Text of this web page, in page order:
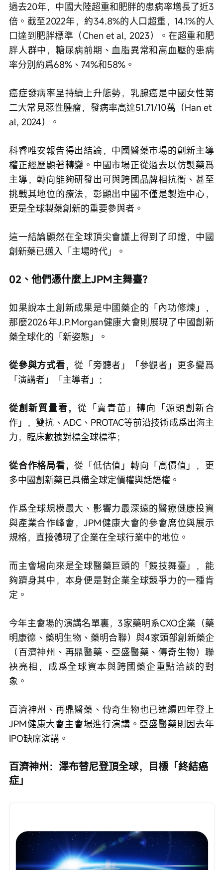
過去20年，中國大陸超重和肥胖的患病率增長了近3
倍。截至2022年，約34.8%的人口超重，14.1%的人
口達到肥胖標準（Chen et al, 2023）。在超重和肥
胖人群中，糖尿病前期、血脂異常和高血壓的患病
率分別約爲68%、74%和58%。
癌症發病率呈持續上升態勢，乳腺癌是中國女性第
二大常見惡性腫瘤，發病率高達51.71/10萬（Han et
al, 2024）。
科睿唯安報告得出結論，中國醫藥市場的創新主導
權正經歷顯著轉變。中國市場正從過去以仿製藥爲
主導，轉向能夠研發出可與跨國品牌相抗衡、甚至
挑戰其地位的療法，彰顯出中國不僅是製造中心，
更是全球製藥創新的重要參與者。
這一結論顯然在全球頂尖會議上得到了印證，中國
創新藥已邁入「主場時代」。
02、他們憑什麼上JPM主舞臺？
如果說本土創新成果是中國藥企的「內功修煉」，
那麼2026年J.P.Morgan健康大會則展現了中國創新
藥全球化的「新姿態」。
從參與方式看，從「旁聽者」「參觀者」更多變爲
「演講者」「主導者」；
從創新質量看， 從「賣青苗」轉向「源頭創新合
作」，雙抗、ADC、PROTAC等前沿技術成爲出海主
力，臨床數據對標全球標準；
從合作格局看，從「低估值」轉向「高價值」，更
多中國創新藥已具備全球定價權與話語權。
作爲全球規模最大、影響力最深遠的醫療健康投資
與產業合作峰會，JPM健康大會的參會席位與展示
規格，直接體現了企業在全球行業中的地位。
而主會場向來是全球醫藥巨頭的「競技舞臺」，能
夠躋身其中，本身便是對企業全球競爭力的一種肯
定。
今年主會場的演講名單裏，3家藥明系CXO企業（藥
明康德、藥明生物、藥明合聯）與4家頭部創新藥企
（百濟神州、再鼎醫藥、亞盛醫藥、傳奇生物）聯
袂亮相，成爲全球資本與跨國藥企重點洽談的對
象。
百濟神州、再鼎醫藥、傳奇生物也已連續四年登上
JPM健康大會主會場進行演講。亞盛醫藥則因去年
IPO缺席演講。
百濟神州：澤布替尼登頂全球，目標「終結癌
症」